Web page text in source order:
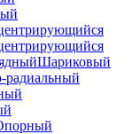
Шариковый